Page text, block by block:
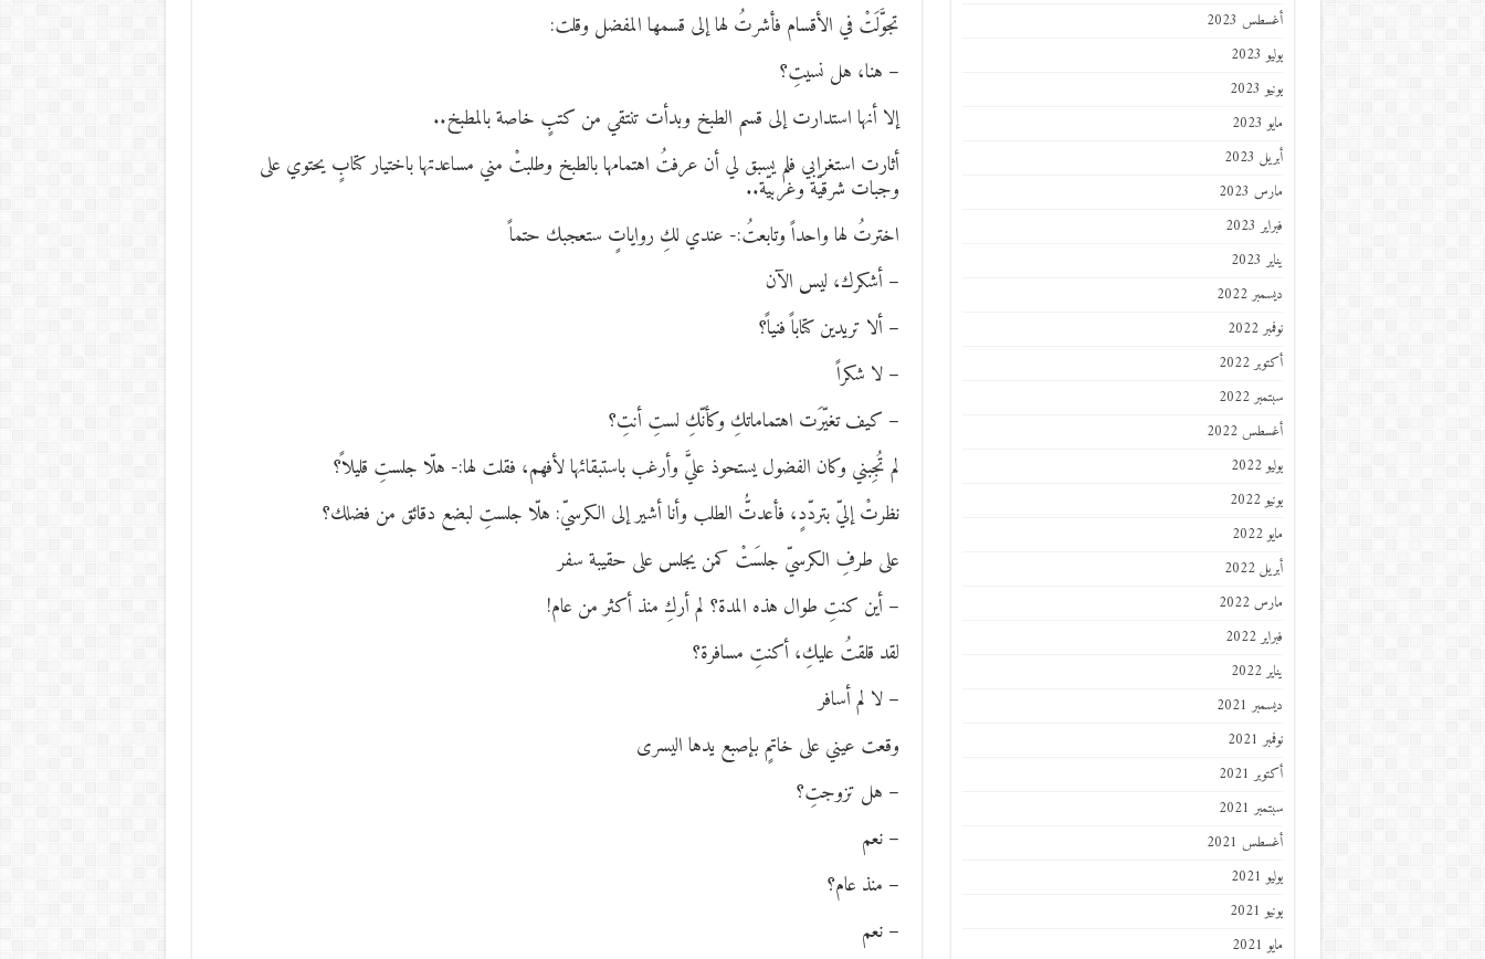
تجوَّلَتْ في الأقسام فأشرتُ لها إلى قسمها المفضل وقلت:
– هنا، هل نسيتِ؟
إلا أنها استدارت إلى قسم الطبخ وبدأت تنتقي من كتبٍ خاصة بالمطبخ..
أثارت استغرابي فلم يسبق لي أن عرفتُ اهتمامها بالطبخ وطلبتْ مني مساعدتها باختيار كتابٍ يحتوي على
وجبات شرقيّة وغربيّة..
اخترتُ لها واحداً وتابعتُ:- عندي لكِ رواياتٍ ستعجبك حتماً
– أشكرك، ليس الآن
– ألا تريدين كتاباً فنياً؟
– لا شكراً
– كيف تغيّرَت اهتماماتكِ وكأنّكِ لستِ أنتِ؟
لم تُجِبني وكان الفضول يستحوذ عليَّ وأرغب باستبقائها لأفهم، فقلت لها:- هلّا جلستِ قليلاً؟
نظرتْ إليّ بتردّدٍ، فأعدتُّ الطلب وأنا أشير إلى الكرسيّ: هلّا جلستِ لبضع دقائق من فضلك؟
على طرفِ الكرسيّ جلسَتْ كمن يجلس على حقيبة سفر
– أين كنتِ طوال هذه المدة؟ لم أركِ منذ أكثر من عام!
لقد قلقتُ عليكِ، أكنتِ مسافرة؟
– لا لم أسافر
وقعت عيني على خاتمٍ بإصبع يدها اليسرى
– هل تزوجتِ؟
– نعم
– منذ عام؟
– نعم
أغسطس 2023
يوليو 2023
يونيو 2023
مايو 2023
أبريل 2023
مارس 2023
فبراير 2023
يناير 2023
ديسمبر 2022
نوفمبر 2022
أكتوبر 2022
سبتمبر 2022
أغسطس 2022
يوليو 2022
يونيو 2022
مايو 2022
أبريل 2022
مارس 2022
فبراير 2022
يناير 2022
ديسمبر 2021
نوفمبر 2021
أكتوبر 2021
سبتمبر 2021
أغسطس 2021
يوليو 2021
يونيو 2021
مايو 2021